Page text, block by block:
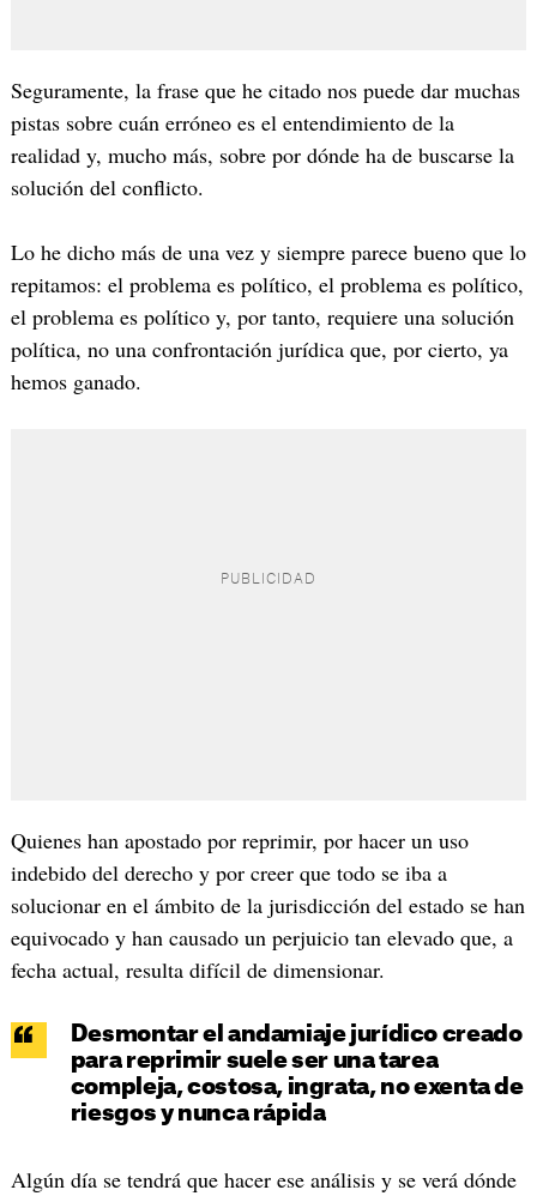
Seguramente, la frase que he citado nos puede dar muchas
pistas sobre cuán erróneo es el entendimiento de la
realidad y, mucho más, sobre por dónde ha de buscarse la
solución del conflicto.
Lo he dicho más de una vez y siempre parece bueno que lo
repitamos: el problema es político, el problema es político,
el problema es político y, por tanto, requiere una solución
política, no una confrontación jurídica que, por cierto, ya
hemos ganado.
Quienes han apostado por reprimir, por hacer un uso
indebido del derecho y por creer que todo se iba a
solucionar en el ámbito de la jurisdicción del estado se han
equivocado y han causado un perjuicio tan elevado que, a
fecha actual, resulta difícil de dimensionar.
Desmontar el andamiaje jurídico creado
para reprimir suele ser una tarea
compleja, costosa, ingrata, no exenta de
riesgos y nunca rápida
Algún día se tendrá que hacer ese análisis y se verá dónde